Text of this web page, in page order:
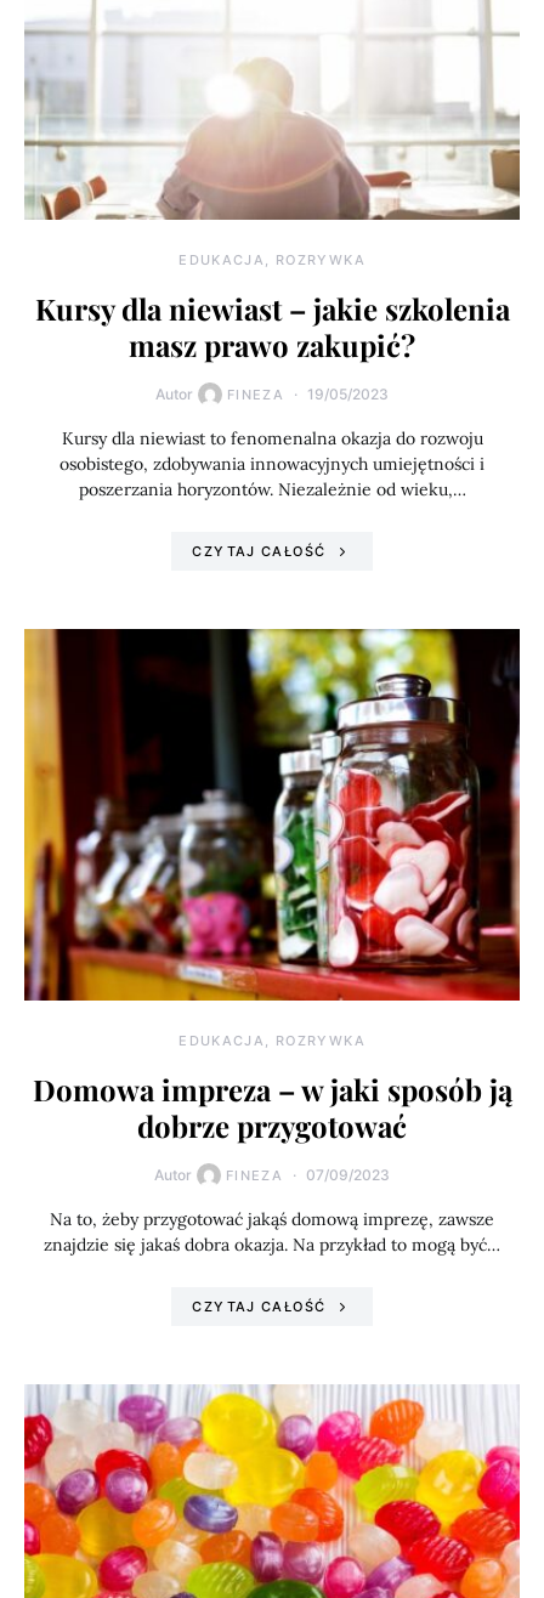
EDUKACJA, ROZRYWKA
Kursy dla niewiast – jakie szkolenia
masz prawo zakupić?
Autor FINEZA 19/05/2023
Kursy dla niewiast to fenomenalna okazja do rozwoju
osobistego, zdobywania innowacyjnych umiejętności i
poszerzania horyzontów. Niezależnie od wieku,…
CZYTAJ CAŁOŚĆ
EDUKACJA, ROZRYWKA
Domowa impreza – w jaki sposób ją
dobrze przygotować
Autor FINEZA 07/09/2023
Na to, żeby przygotować jakąś domową imprezę, zawsze
znajdzie się jakaś dobra okazja. Na przykład to mogą być…
CZYTAJ CAŁOŚĆ